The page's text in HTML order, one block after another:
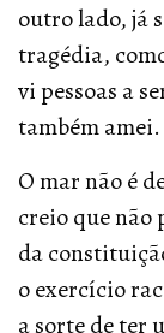
outro lado, já
tragédia,
vi pessoas a
também amei.
O mar não é
creio que
da
o exercício
a sorte de ter